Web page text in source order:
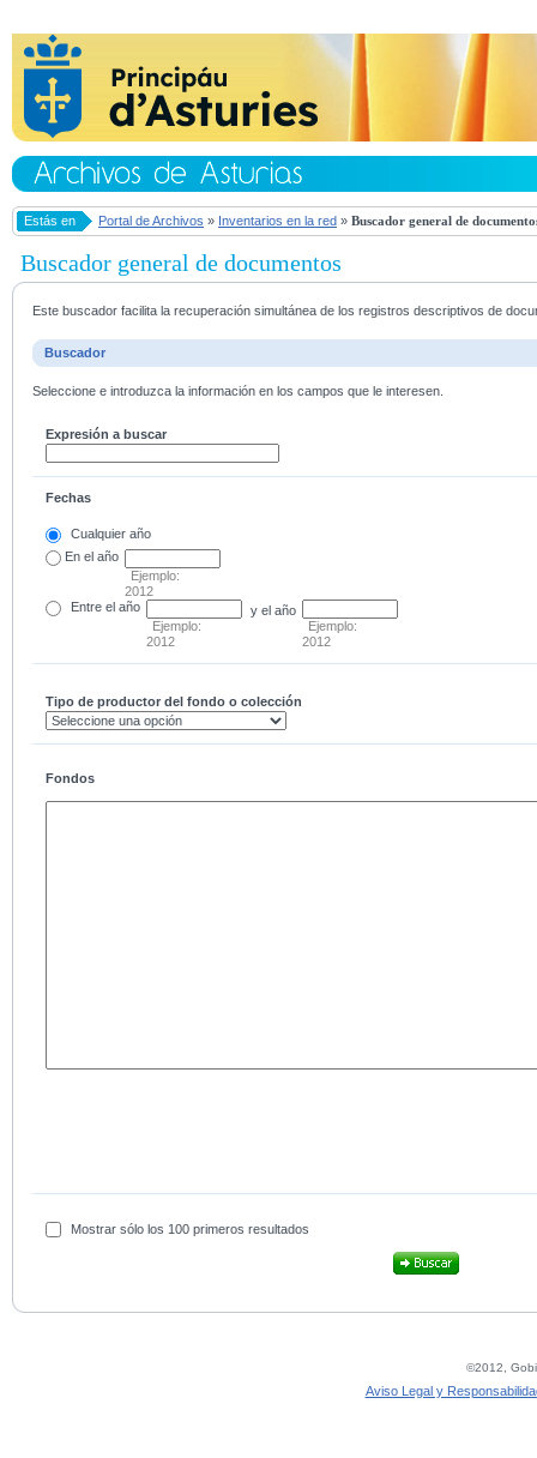
Estás en Portal de Archivos » Inventarios en la red » Buscador general de
Buscador general de documentos
Este buscador facilita la recuperación simultánea de los registros descriptivos de
Buscador
Seleccione e introduzca la información en los campos que le interesen.
Expresión a buscar
Fechas
Cualquier año
En el año
Ejemplo:
2012
Entre el año
Ejemplo:
2012
y el año
Ejemplo:
2012
Tipo de productor del fondo o colección
Fondos
Mostrar sólo los 100 primeros resultados
©2012,
Aviso Legal y